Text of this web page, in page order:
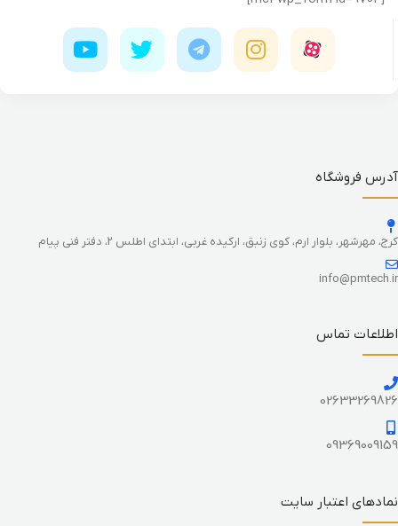
آدرس فروشگاه
کرج، مهرشهر، بلوار ارم، کوی زنبق، ارکیده غربی، ابتدای اطلس 2، دفتر فنی پیام
info@pmtech.ir
اطلاعات تماس
02633269826
09369009159
نمادهای اعتبار سایت